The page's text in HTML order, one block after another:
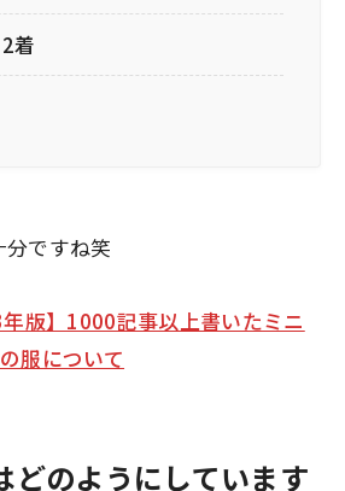
着
ですね笑
年版】1000記事以上書いたミニ
服について
どのようにしています